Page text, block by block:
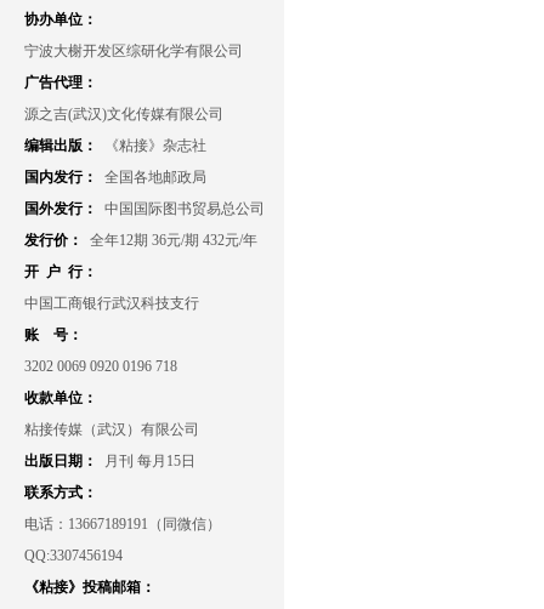
协办单位：
宁波大榭开发区综研化学有限公司
广告代理：
源之吉(武汉)文化传媒有限公司
编辑出版：
《粘接》杂志社
国内发行：
全国各地邮政局
国外发行：
中国国际图书贸易总公司
发行价：
全年12期 36元/期 432元/年
开 户 行：
中国工商银行武汉科技支行
账 号：
3202 0069 0920 0196 718
收款单位：
粘接传媒（武汉）有限公司
出版日期：
月刊 每月15日
联系方式：
电话：13667189191（同微信）
QQ:3307456194
《粘接》投稿邮箱：